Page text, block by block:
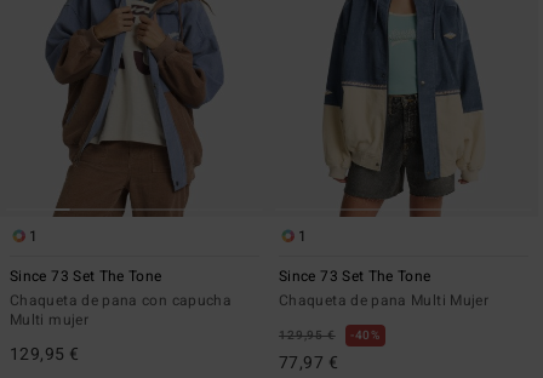
1
Since 73 Set The Tone
Chaqueta de pana con capucha
Multi mujer
129,95 €
1
Since 73 Set The Tone
Chaqueta de pana Multi Mujer
129,95 € 40%
77,97 €